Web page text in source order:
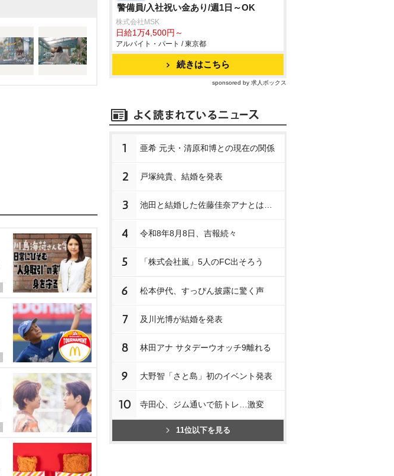
警備員/入社祝い金あり/週1日～OK
株式会社MSK
日給1万4,500円～
アルバイト・パート / 東京都
続きはこちら
sponsored by 求人ボックス
1 亜希 元夫・清原和博との現在の関係
2 戸塚純貴、結婚を発表
3 池田と結婚した佐藤佳奈アナとは…
4 令和8年8月8日、吉報続々
5 「株式会社嵐」5人のFC出そろう
6 松本伊代、すっぴん披露に驚く声
7 及川光博が結婚を発表
8 林田アナ サタデーウオッチ9離れる
9 大野智「さと島」初のイベント発表
10 寺田心、ジム通いで筋トレ…激変
11位以下を見る